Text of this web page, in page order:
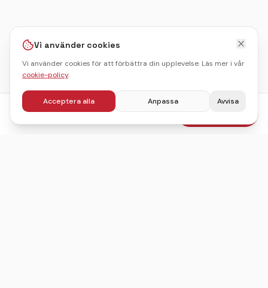
fr.995kr/pers Boka julbord
Vi använder cookies
Vi använder cookies för att förbättra din upplevelse. Läs mer i vår
cookie-policy.
Acceptera alla Anpassa Avvisa